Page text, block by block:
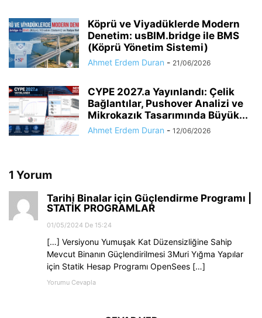
Köprü ve Viyadüklerde Modern
Denetim: usBIM.bridge ile BMS
(Köprü Yönetim Sistemi)
Ahmet Erdem Duran - 21/06/2026
CYPE 2027.a Yayınlandı: Çelik
Bağlantılar, Pushover Analizi ve
Mikrokazık Tasarımında Büyük...
Ahmet Erdem Duran - 12/06/2026
1 Yorum
Tarihi Binalar için Güçlendirme Programı |
STATİK PROGRAMLAR
01/05/2024 De 15:24
[…] Versiyonu Yumuşak Kat Düzensizliğine Sahip
Mevcut Binanın Güçlendirilmesi 3Muri Yığma Yapılar
için Statik Hesap Programı OpenSees […]
Yorumu Cevapla